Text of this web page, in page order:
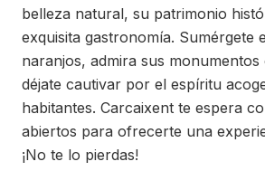
belleza natural, su patrimonio
exquisita gastronomía. Sumérgete
naranjos, admira sus monumentos
déjate cautivar por el espíritu
habitantes. Carcaixent te espera
abiertos para ofrecerte una
¡No te lo pierdas!